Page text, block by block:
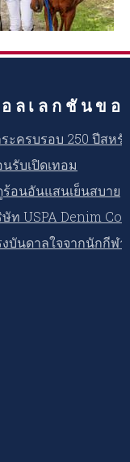
ลเลกชันขอ
ะครบรอบ 250 ปีสหรั
รับเปิดเทอม
ร้อนอันแสนเย็นสบาย
ท USPA Denim Co.
งบันดาลใจจากนักกีฬา